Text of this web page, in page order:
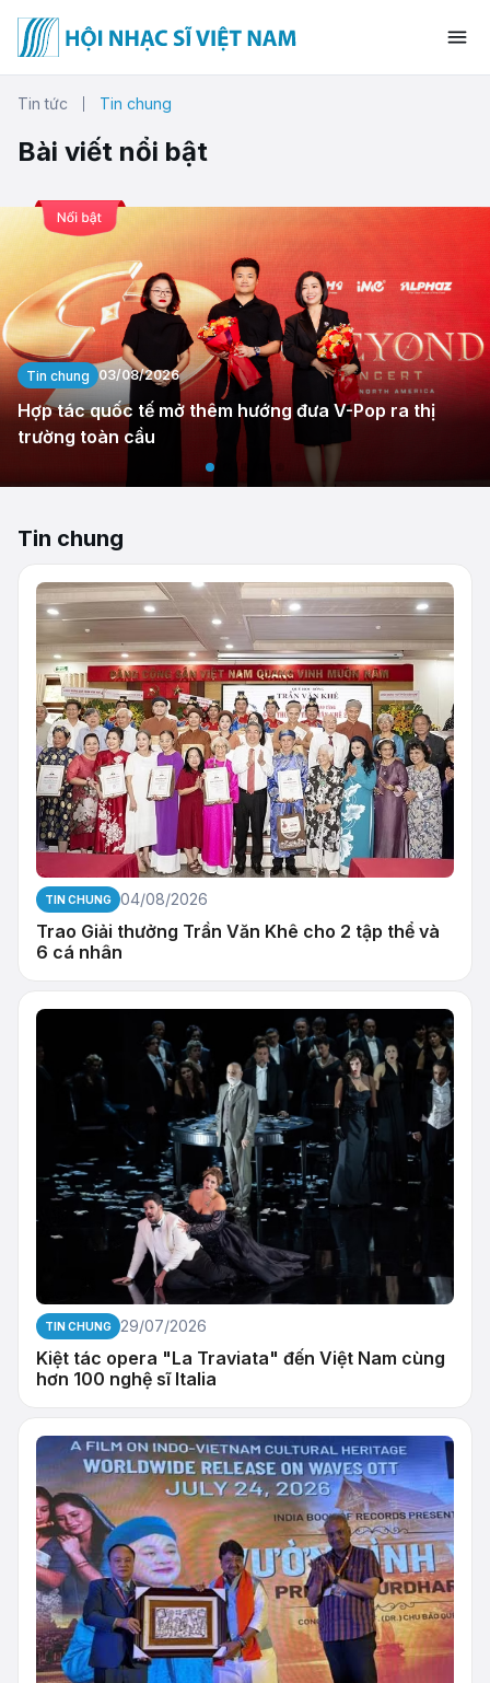
Tin tức Tin chung
Bài viết nổi bật
Tin chung 03/08/2026
Hợp tác quốc tế mở thêm hướng đưa V-Pop ra thị
trường toàn cầu
Tin chung
TIN CHUNG 04/08/2026
Trao Giải thưởng Trần Văn Khê cho 2 tập thể và
6 cá nhân
TIN CHUNG 29/07/2026
Kiệt tác opera "La Traviata" đến Việt Nam cùng
hơn 100 nghệ sĩ Italia